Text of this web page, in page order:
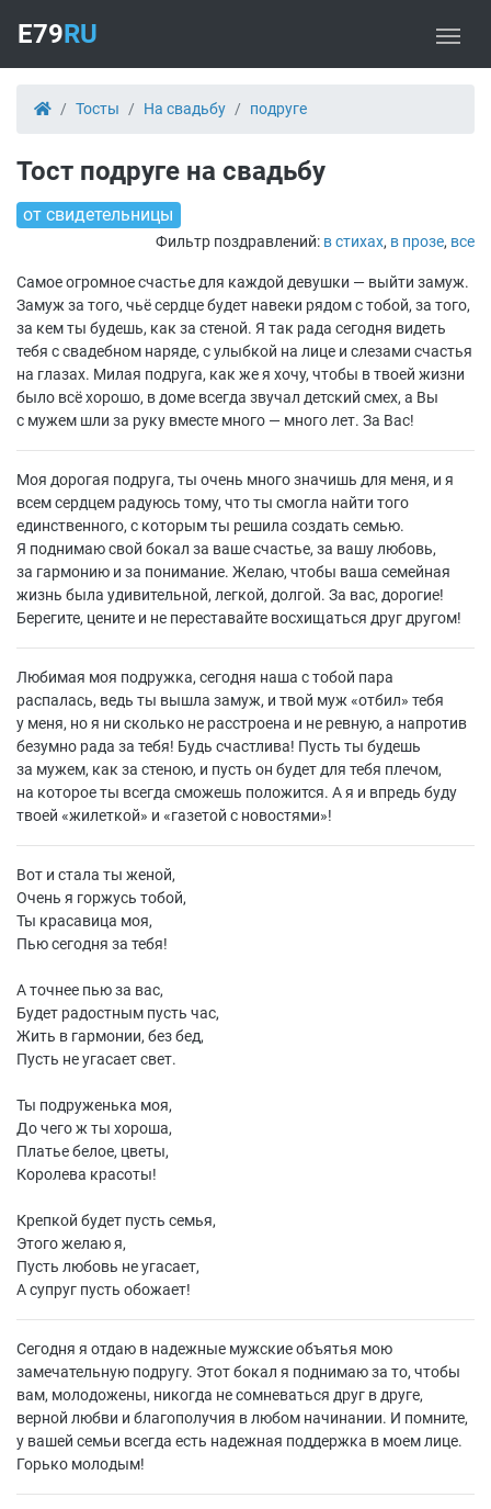
E79RU
Тосты На свадьбу подруге
Тост подруге на свадьбу
от свидетельницы
Фильтр поздравлений: в стихах, в прозе, все
Самое огромное счастье для каждой девушки — выйти замуж.
Замуж за того, чьё сердце будет навеки рядом с тобой, за того,
за кем ты будешь, как за стеной. Я так рада сегодня видеть
тебя с свадебном наряде, с улыбкой на лице и слезами счастья
на глазах. Милая подруга, как же я хочу, чтобы в твоей жизни
было всё хорошо, в доме всегда звучал детский смех, а Вы
с мужем шли за руку вместе много — много лет. За Вас!
Моя дорогая подруга, ты очень много значишь для меня, и я
всем сердцем радуюсь тому, что ты смогла найти того
единственного, с которым ты решила создать семью.
Я поднимаю свой бокал за ваше счастье, за вашу любовь,
за гармонию и за понимание. Желаю, чтобы ваша семейная
жизнь была удивительной, легкой, долгой. За вас, дорогие!
Берегите, цените и не переставайте восхищаться друг другом!
Любимая моя подружка, сегодня наша с тобой пара
распалась, ведь ты вышла замуж, и твой муж «отбил» тебя
у меня, но я ни сколько не расстроена и не ревную, а напротив
безумно рада за тебя! Будь счастлива! Пусть ты будешь
за мужем, как за стеною, и пусть он будет для тебя плечом,
на которое ты всегда сможешь положится. А я и впредь буду
твоей «жилеткой» и «газетой с новостями»!
Вот и стала ты женой,
Очень я горжусь тобой,
Ты красавица моя,
Пью сегодня за тебя!
А точнее пью за вас,
Будет радостным пусть час,
Жить в гармонии, без бед,
Пусть не угасает свет.
Ты подруженька моя,
До чего ж ты хороша,
Платье белое, цветы,
Королева красоты!
Крепкой будет пусть семья,
Этого желаю я,
Пусть любовь не угасает,
А супруг пусть обожает!
Сегодня я отдаю в надежные мужские объятья мою
замечательную подругу. Этот бокал я поднимаю за то, чтобы
вам, молодожены, никогда не сомневаться друг в друге,
верной любви и благополучия в любом начинании. И помните,
у вашей семьи всегда есть надежная поддержка в моем лице.
Горько молодым!